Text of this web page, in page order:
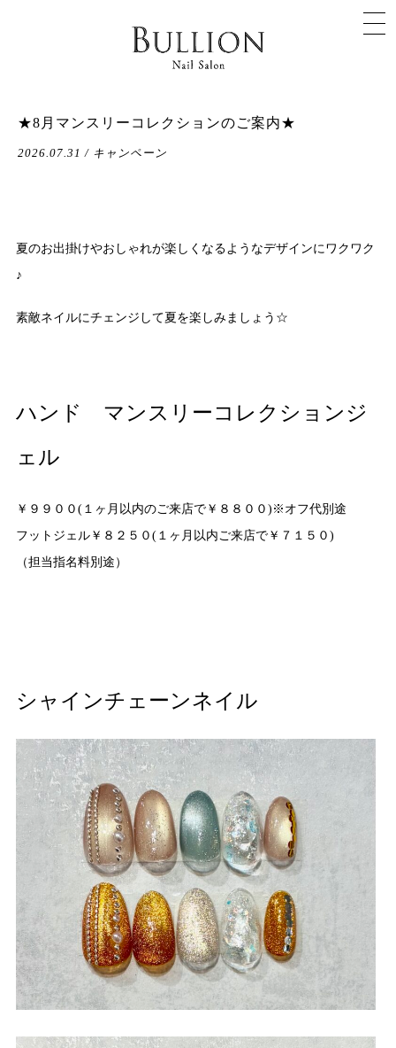
★8月マンスリーコレクションのご案内★
2026.07.31 / キャンペーン
夏のお出掛けやおしゃれが楽しくなるようなデザインにワクワク
♪
素敵ネイルにチェンジして夏を楽しみましょう☆
ハンド マンスリーコレクションジ
ェル
￥９９００(１ヶ月以内のご来店で￥８８００)※オフ代別途
フットジェル￥８２５０(１ヶ月以内ご来店で￥７１５０)
（担当指名料別途）
シャインチェーンネイル